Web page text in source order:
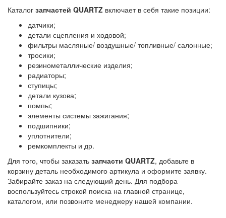
Каталог запчастей QUARTZ включает в себя такие позиции:
датчики;
детали сцепления и ходовой;
фильтры масляные/ воздушные/ топливные/ салонные;
тросики;
резинометаллические изделия;
радиаторы;
ступицы;
детали кузова;
помпы;
элементы системы зажигания;
подшипники;
уплотнители;
ремкомплекты и др.
Для того, чтобы заказать запчасти QUARTZ, добавьте в
корзину деталь необходимого артикула и оформите заявку.
Забирайте заказ на следующий день. Для подбора
воспользуйтесь строкой поиска на главной странице,
каталогом, или позвоните менеджеру нашей компании.